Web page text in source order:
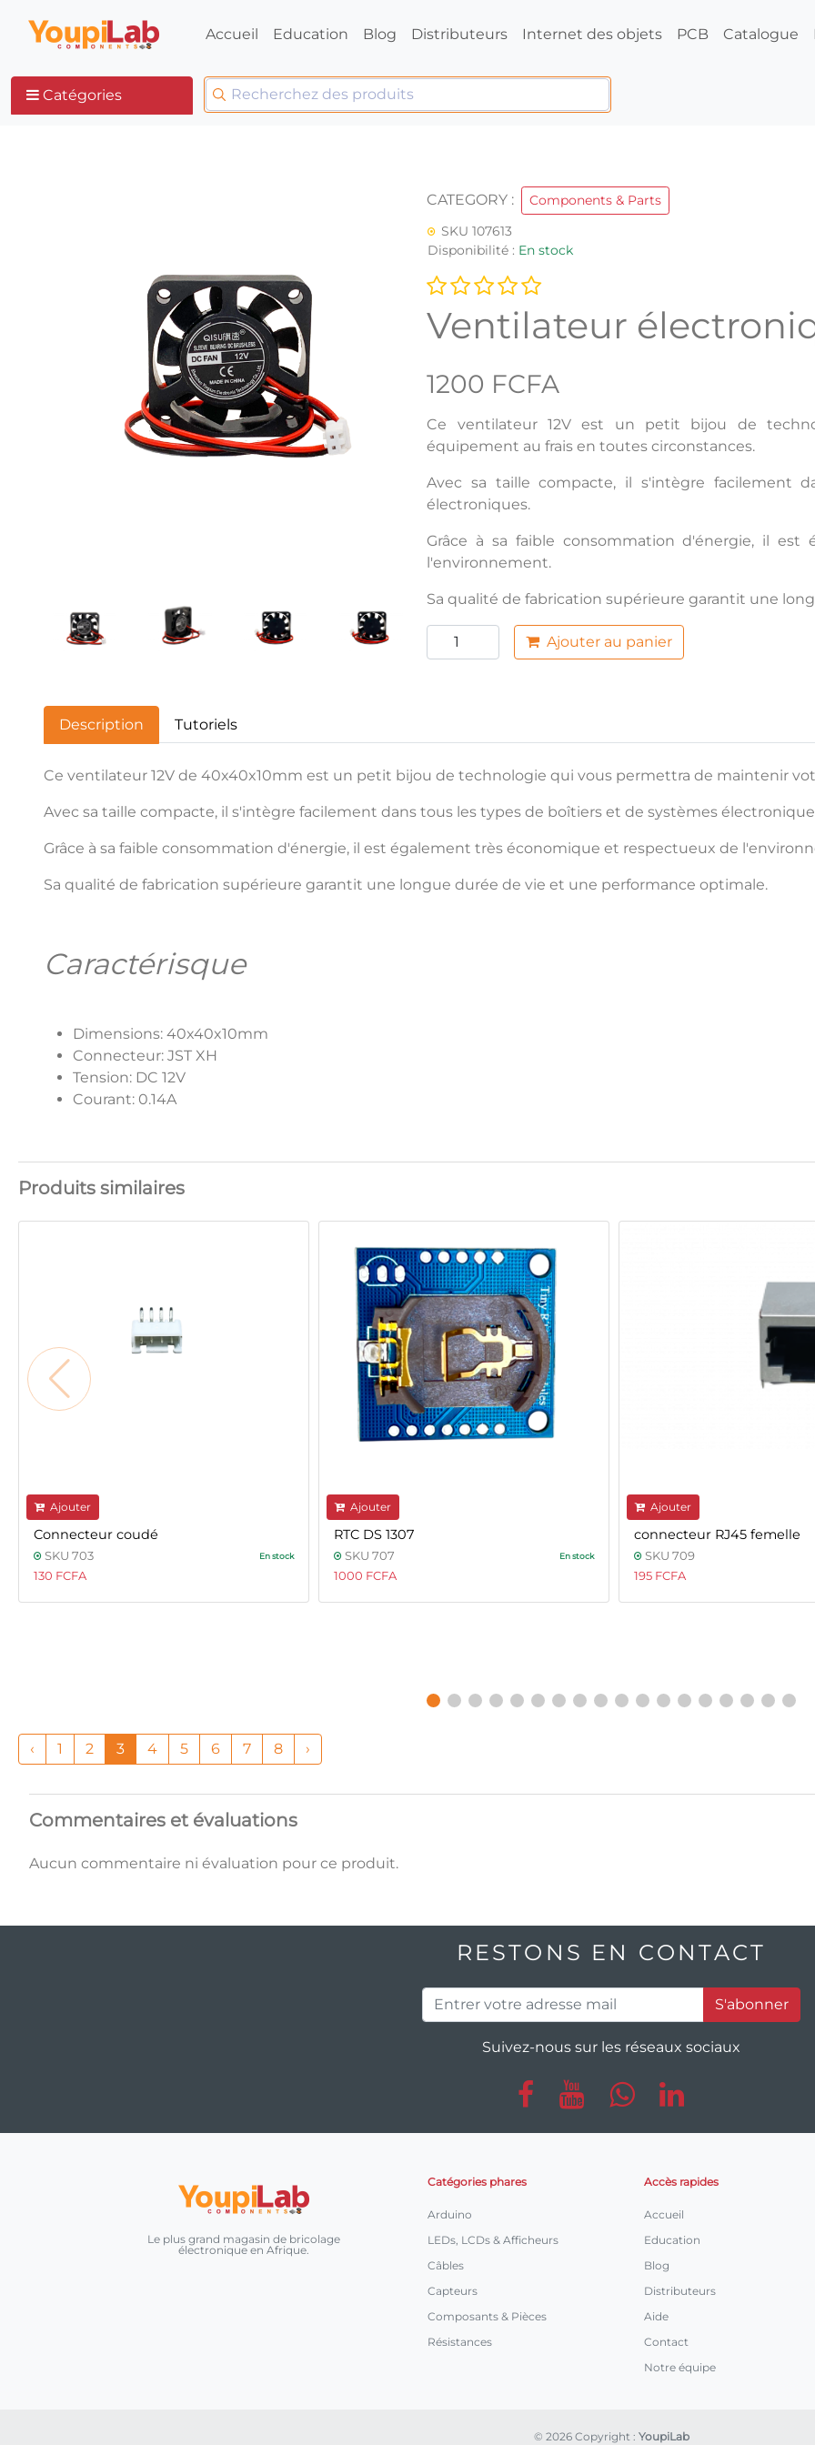
Accueil Education Blog Distributeurs Internet des objets PCB Catalogue
Catégories
CATEGORY :
Components & Parts
SKU 107613
Disponibilité : En stock
Ventilateur
1200 FCFA
Ce ventilateur 12V est un petit bijou de
équipement au frais en toutes circonstances.
Avec sa taille compacte, il s'intègre facilement
électroniques.
Grâce à sa faible consommation d'énergie, il
l'environnement.
Sa qualité de fabrication supérieure garantit une
Ajouter au panier
Description Tutoriels
Ce ventilateur 12V de 40x40x10mm est un petit bijou de technologie qui vous permettra de maintenir
Avec sa taille compacte, il s'intègre facilement dans tous les types de boîtiers et de systèmes
Grâce à sa faible consommation d'énergie, il est également très économique et respectueux de
Sa qualité de fabrication supérieure garantit une longue durée de vie et une performance optimale.
Caractérisque
Dimensions: 40x40x10mm
Connecteur: JST XH
Tension: DC 12V
Courant: 0.14A
Produits similaires
Ajouter
Connecteur coudé
SKU 703 En stock
130 FCFA
Ajouter
RTC DS 1307
SKU 707 En stock
1000 FCFA
Ajouter
connecteur RJ45 femelle
SKU 709
195 FCFA
‹ 1 2 3 4 5 6 7 8 ›
Commentaires et évaluations
Aucun commentaire ni évaluation pour ce produit.
RESTONS EN CONTACT
S'abonner
Suivez-nous sur les réseaux sociaux
Le plus grand magasin de bricolage
électronique en Afrique.
Catégories phares
Arduino
LEDs, LCDs & Afficheurs
Câbles
Capteurs
Composants & Pièces
Résistances
Accès rapides
Accueil
Education
Blog
Distributeurs
Aide
Contact
Notre équipe
© 2026 Copyright : YoupiLab